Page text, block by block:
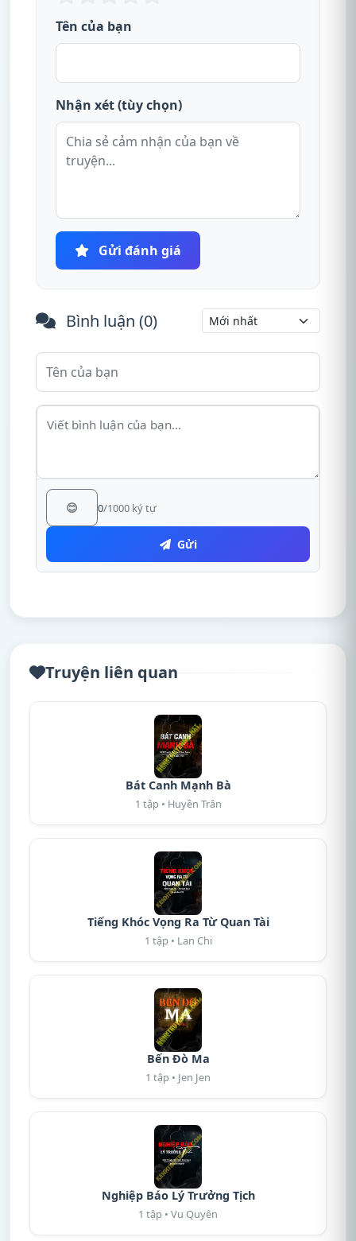
Tên của bạn
Nhận xét (tùy chọn)
Gửi đánh giá
Bình luận (0)
😊 0/1000 ký tự
Gửi
Truyện liên quan
Bát Canh Mạnh Bà
1 tập • Huyền Trân
Tiếng Khóc Vọng Ra Từ Quan Tài
1 tập • Lan Chi
Bến Đò Ma
1 tập • Jen Jen
Nghiệp Báo Lý Trưởng Tịch
1 tập • Vu Quyên